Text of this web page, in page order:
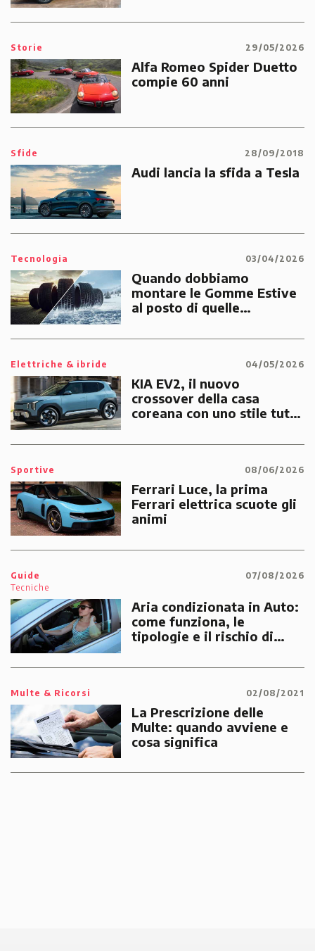
Storie 29/05/2026
Alfa Romeo Spider Duetto
compie 60 anni
Sfide 28/09/2018
Audi lancia la sfida a Tesla
Tecnologia 03/04/2026
Quando dobbiamo
montare le Gomme Estive
al posto di quelle
Elettriche & ibride 04/05/2026
KIA EV2, il nuovo
crossover della casa
coreana con uno stile tutto
Sportive 08/06/2026
Ferrari Luce, la prima
Ferrari elettrica scuote gli
animi
Guide
Tecniche
07/08/2026
Aria condizionata in Auto:
come funziona, le
tipologie e il rischio di
Multe & Ricorsi 02/08/2021
La Prescrizione delle
Multe: quando avviene e
cosa significa